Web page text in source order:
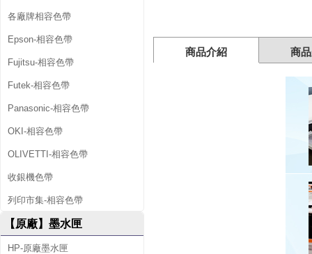
匣各廠牌相容色帶
Epson-相容色帶
Fujitsu-相容色帶
Futek-相容色帶
Panasonic-相容色帶
OKI-相容色帶
OLIVETTI-相容色帶
收銀機色帶
列印市集-相容色帶
【原廠】墨水匣
HP-原廠墨水匣
商品介紹 商